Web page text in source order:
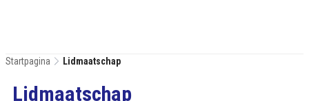
Startpagina Lidmaatschap
Lidmaatschap